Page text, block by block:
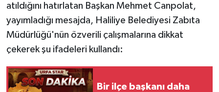
atıldığını hatırlatan Başkan Mehmet Canpolat,
yayımladığı mesajda, Haliliye Belediyesi Zabıta
Müdürlüğü'nün özverili çalışmalarına dikkat
çekerek şu ifadeleri kullandı:
Bir ilçe başkanı daha